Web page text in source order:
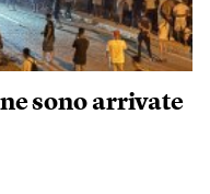
sono arrivate